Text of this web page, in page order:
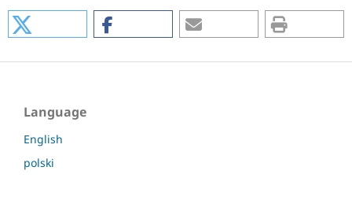
Language
English
polski